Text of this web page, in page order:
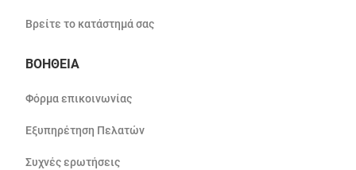
Βρείτε το κατάστημά σας
ΒΟΗΘΕΙΑ
Φόρμα επικοινωνίας
Εξυπηρέτηση Πελατών
Συχνές ερωτήσεις